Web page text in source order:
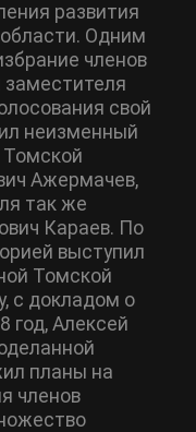
развития
Одним
членов
заместителя
свой
неизменный
Томской
Ажермачев,
так же
Караев. По
выступил
Томской
с докладом о
год, Алексей
планы на
членов